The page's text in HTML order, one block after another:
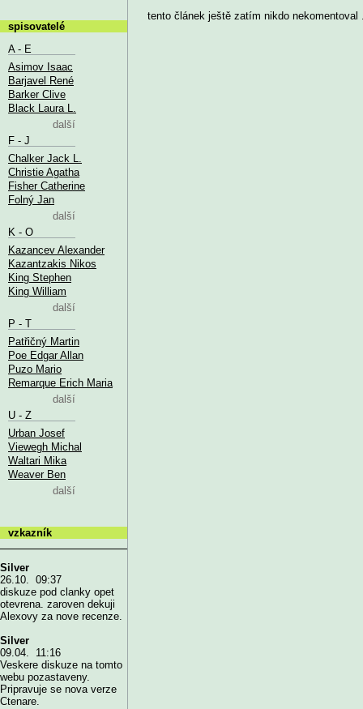
tento článek ještě zatím nikdo nekomentoval
spisovatelé
A - E
Asimov Isaac
Barjavel René
Barker Clive
Black Laura L.
další
F - J
Chalker Jack L.
Christie Agatha
Fisher Catherine
Folný Jan
další
K - O
Kazancev Alexander
Kazantzakis Nikos
King Stephen
King William
další
P - T
Patřičný Martin
Poe Edgar Allan
Puzo Mario
Remarque Erich Maria
další
U - Z
Urban Josef
Viewegh Michal
Waltari Mika
Weaver Ben
další
vzkazník
Silver
26.10. 09:37
diskuze pod clanky opet
otevrena. zaroven dekuji
Alexovy za nove recenze.
Silver
09.04. 11:16
Veskere diskuze na tomto
webu pozastaveny.
Pripravuje se nova verze
Ctenare.